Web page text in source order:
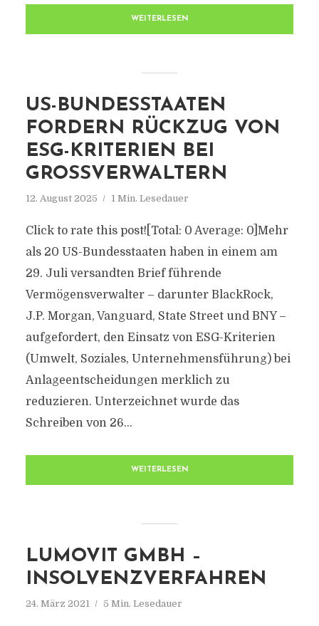
WEITERLESEN
US-BUNDESSTAATEN
FORDERN RÜCKZUG VON
ESG-KRITERIEN BEI
GROSSVERWALTERN
12. August 2025 1 Min. Lesedauer
Click to rate this post![Total: 0 Average: 0]Mehr
als 20 US-Bundesstaaten haben in einem am
29. Juli versandten Brief führende
Vermögensverwalter – darunter BlackRock,
J.P. Morgan, Vanguard, State Street und BNY –
aufgefordert, den Einsatz von ESG-Kriterien
(Umwelt, Soziales, Unternehmensführung) bei
Anlageentscheidungen merklich zu
reduzieren. Unterzeichnet wurde das
Schreiben von 26...
WEITERLESEN
LUMOVIT GMBH –
INSOLVENZVERFAHREN
24. März 2021 5 Min. Lesedauer